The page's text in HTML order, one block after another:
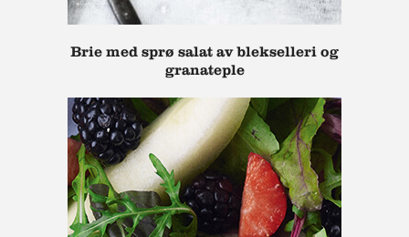
Brie med sprø salat av blekselleri og
granateple